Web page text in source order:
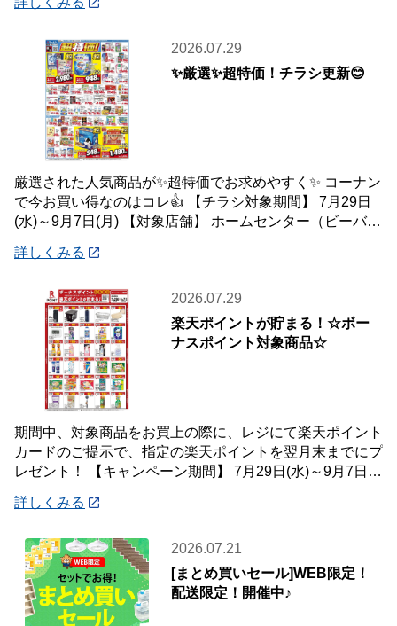
2026.07.29
✨厳選✨超特価！チラシ更新😊
厳選された人気商品が✨超特価でお求めやすく✨ コーナン
で今お買い得なのはコレ👍 【チラシ対象期間】 7月29日
(水)～9月7日(月) 【対象店舗】 ホームセンター（ビーバー
詳しくみる
2026.07.29
楽天ポイントが貯まる！☆ボー
ナスポイント対象商品☆
期間中、対象商品をお買上の際に、レジにて楽天ポイント
カードのご提示で、指定の楽天ポイントを翌月末までにプ
レゼント！ 【キャンペーン期間】 7月29日(水)～9月7日
詳しくみる
2026.07.21
[まとめ買いセール]WEB限定！
配送限定！開催中♪